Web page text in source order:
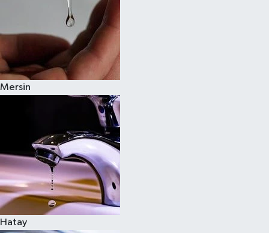
Mersin
Hatay